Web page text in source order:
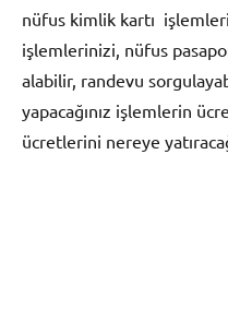
nüfus kimlik kartı
işlemlerinizi, nüfus
alabilir, randevu
yapacağınız işlemlerin
ücretlerini nereye